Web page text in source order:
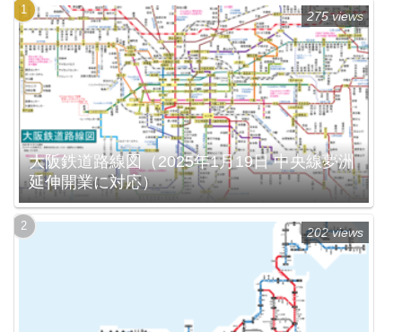
大阪鉄道路線図（2025年1月19日 中央線夢洲
延伸開業に対応）
275 views
202 views